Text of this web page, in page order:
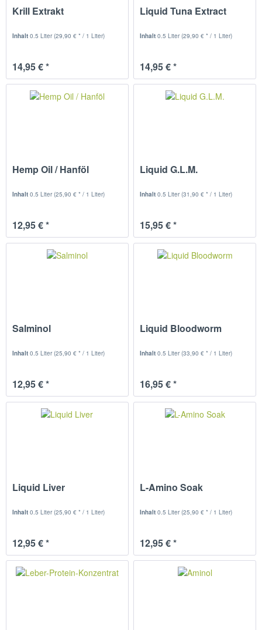
Krill Extrakt
Inhalt0.5 Liter(29,90 € * / 1 Liter)
14,95 € *
Liquid Tuna Extract
Inhalt0.5 Liter(29,90 € * / 1 Liter)
14,95 € *
Hemp Oil / Hanföl
Inhalt0.5 Liter(25,90 € * / 1 Liter)
12,95 € *
Liquid G.L.M.
Inhalt0.5 Liter(31,90 € * / 1 Liter)
15,95 € *
Salminol
Inhalt0.5 Liter(25,90 € * / 1 Liter)
12,95 € *
Liquid Bloodworm
Inhalt0.5 Liter(33,90 € * / 1 Liter)
16,95 € *
Liquid Liver
Inhalt0.5 Liter(25,90 € * / 1 Liter)
12,95 € *
L-Amino Soak
Inhalt0.5 Liter(25,90 € * / 1 Liter)
12,95 € *